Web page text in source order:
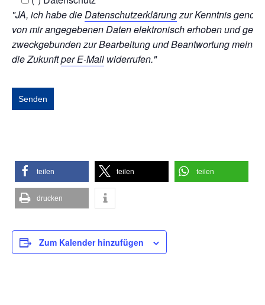
"JA, ich habe dieDatenschutzerklärungzur Kenntnis
von mir angegebenen Daten elektronisch erhoben und
zweckgebunden zur Bearbeitung und Beantwortung
die Zukunftper E-Mail widerrufen."
teilen teilen teilen
drucken
Zum Kalender hinzufügen